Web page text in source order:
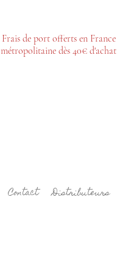
Frais de port offerts en France
métropolitaine dès 40€ d'achat
Contact Distributeurs